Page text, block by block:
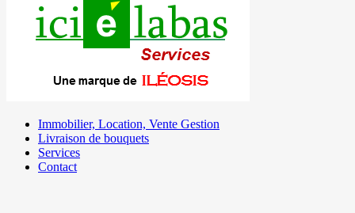
Immobilier, Location, Vente Gestion
Livraison de bouquets
Services
Contact